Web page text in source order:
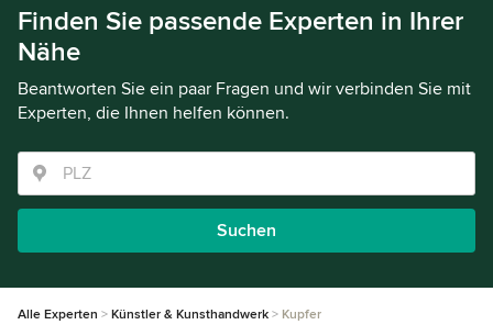
Finden Sie passende Experten in Ihrer
Nähe
Beantworten Sie ein paar Fragen und wir verbinden Sie mit
Experten, die Ihnen helfen können.
Suchen
Alle Experten Künstler & Kunsthandwerk Kupfer